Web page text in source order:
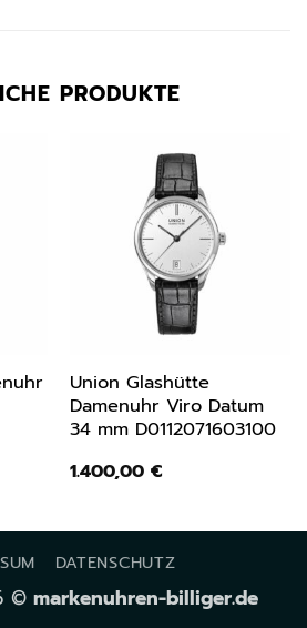
PRODUKTE
Union Glashütte
Damenuhr Viro Datum
34 mm D0112071603100
1.400,00 €
DATENSCHUTZ
© markenuhren-billiger.de